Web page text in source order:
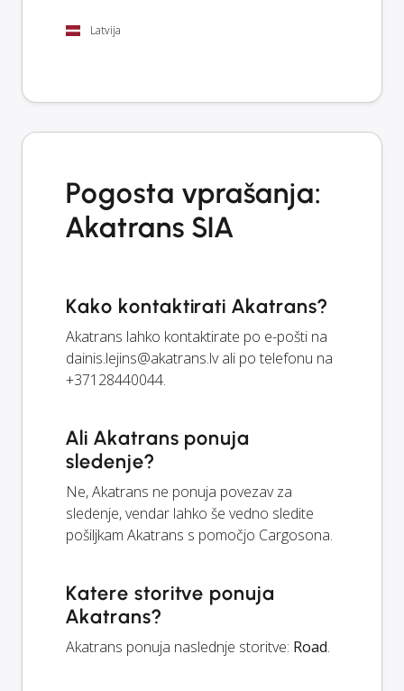
Latvija
Pogosta vprašanja:
Akatrans SIA
Kako kontaktirati Akatrans?
Akatrans lahko kontaktirate po e-pošti na
dainis.lejins@akatrans.lvali po telefonu na
+37128440044.
Ali Akatrans ponuja
sledenje?
Ne, Akatrans ne ponuja povezav za
sledenje, vendar lahko še vedno sledite
pošiljkam Akatrans s pomočjo Cargosona.
Katere storitve ponuja
Akatrans?
Akatrans ponuja naslednje storitve: Road.